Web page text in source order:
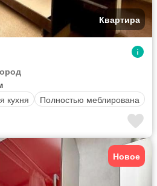
Квартира
кухня Полностью меблирована
Новое